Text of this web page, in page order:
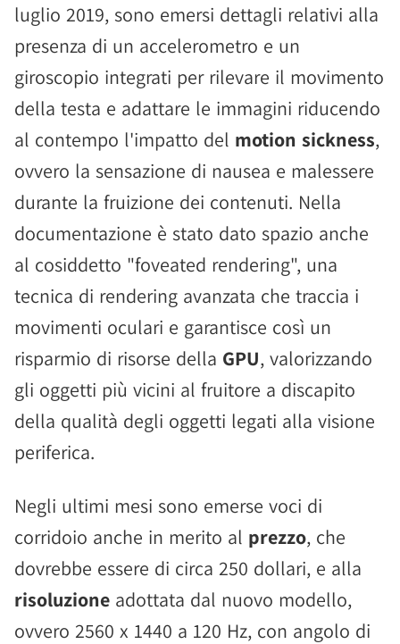
luglio 2019, sono emersi dettagli relativi alla
presenza di un accelerometro e un
giroscopio integrati per rilevare il movimento
della testa e adattare le immagini riducendo
al contempo l'impatto del motion sickness,
ovvero la sensazione di nausea e malessere
durante la fruizione dei contenuti. Nella
documentazione è stato dato spazio anche
al cosiddetto "foveated rendering", una
tecnica di rendering avanzata che traccia i
movimenti oculari e garantisce così un
risparmio di risorse della GPU, valorizzando
gli oggetti più vicini al fruitore a discapito
della qualità degli oggetti legati alla visione
periferica.
Negli ultimi mesi sono emerse voci di
corridoio anche in merito al prezzo, che
dovrebbe essere di circa 250 dollari, e alla
risoluzione adottata dal nuovo modello,
ovvero 2560 x 1440 a 120 Hz, con angolo di